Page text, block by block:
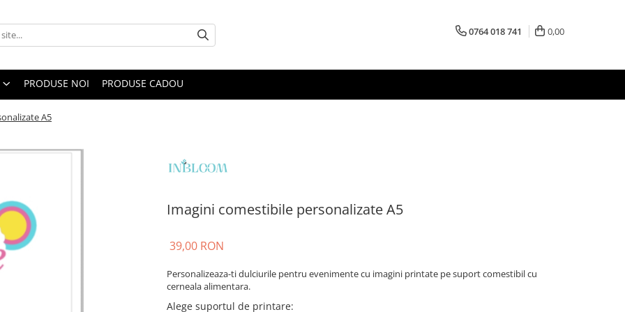
0764 018 741 0,00
PRODUSE NOI PRODUSE CADOU
A5
Imagini comestibile personalizate A5
39,00 RON
Personalizeaza-ti dulciurile pentru evenimente cu imagini printate pe suport comestibil cu
cerneala alimentara.
Alege suportul de printare: